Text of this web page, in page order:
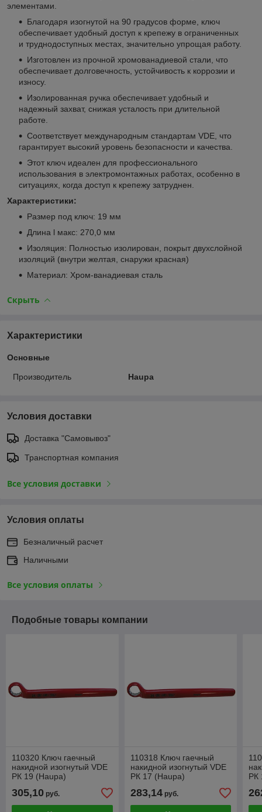
элементами.
Благодаря изогнутой на 90 градусов форме, ключ
обеспечивает удобный доступ к крепежу в ограниченных
и труднодоступных местах, значительно упрощая работу.
Изготовлен из прочной хромованадиевой стали, что
обеспечивает долговечность, устойчивость к коррозии и
износу.
Изолированная ручка обеспечивает удобный и
надежный захват, снижая усталость при длительной
работе.
Соответствует международным стандартам VDE, что
гарантирует высокий уровень безопасности и качества.
Этот ключ идеален для профессионального
использования в электромонтажных работах, особенно в
ситуациях, когда доступ к крепежу затруднен.
Характеристики:
Размер под ключ: 19 мм
Длина l макс: 270,0 мм
Изоляция: Полностью изолирован, покрыт двухслойной
изоляций (внутри желтая, снаружи красная)
Материал: Хром-ванадиевая сталь
Скрыть
Характеристики
Основные
Производитель Haupa
Условия доставки
Доставка "Самовывоз"
Транспортная компания
Все условия доставки
Условия оплаты
Безналичный расчет
Наличными
Все условия оплаты
Подобные товары компании
110320 Ключ гаечный
накидной изогнутый VDE
РК 19 (Haupa)
305,10 руб.
110318 Ключ гаечный
накидной изогнутый VDE
РК 17 (Haupa)
283,14руб.
РК